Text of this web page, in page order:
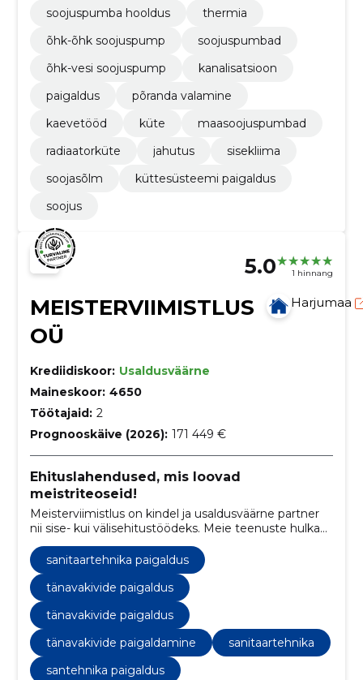
soojuspumba hooldus
thermia
õhk-õhk soojuspump
soojuspumbad
õhk-vesi soojuspump
kanalisatsioon
paigaldus
põranda valamine
kaevetööd
küte
maasoojuspumbad
radiaatorküte
jahutus
sisekliima
soojasõlm
küttesüsteemi paigaldus
soojus
5.0 1 hinnang
MEISTERVIIMISTLUS
OÜ
Harjumaa
Krediidiskoor: Usaldusväärne
Maineskoor: 4650
Töötajaid: 2
Prognooskäive (2026): 171 449 €
Ehituslahendused, mis loovad
meistriteoseid!
Meisterviimistlus on kindel ja usaldusväärne partner
nii sise- kui välisehitustöödeks. Meie teenuste hulka
kuuluvad vundamendi- ja müüritööd,
siseviimistlustööd ja parketipaigaldus. Meie
professionaalne tiim tagab tipptasemel töö ja
klientide rahulolu.
sanitaartehnika paigaldus
tänavakivide paigaldus
tänavakivide paigaldus
tänavakivide paigaldamine
sanitaartehnika
santehnika paigaldus